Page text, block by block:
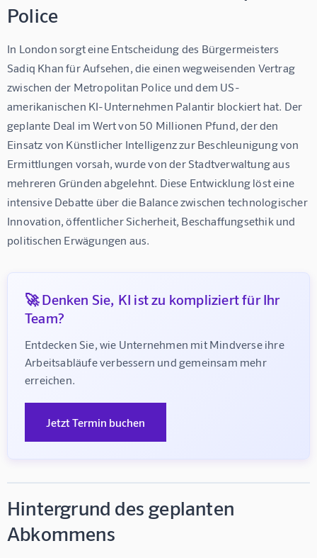
Police
In London sorgt eine Entscheidung des Bürgermeisters
Sadiq Khan für Aufsehen, die einen wegweisenden Vertrag
zwischen der Metropolitan Police und dem US-
amerikanischen KI-Unternehmen Palantir blockiert hat. Der
geplante Deal im Wert von 50 Millionen Pfund, der den
Einsatz von Künstlicher Intelligenz zur Beschleunigung von
Ermittlungen vorsah, wurde von der Stadtverwaltung aus
mehreren Gründen abgelehnt. Diese Entwicklung löst eine
intensive Debatte über die Balance zwischen technologischer
Innovation, öffentlicher Sicherheit, Beschaffungsethik und
politischen Erwägungen aus.
🚀 Denken Sie, KI ist zu kompliziert für Ihr
Team?
Entdecken Sie, wie Unternehmen mit Mindverse ihre
Arbeitsabläufe verbessern und gemeinsam mehr
erreichen.
Jetzt Termin buchen
Hintergrund des geplanten
Abkommens